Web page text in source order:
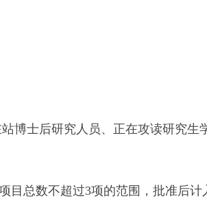
博士后研究人员、正在攻读研究生
总数不超过3项的范围，批准后计